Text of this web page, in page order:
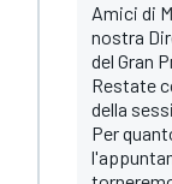
Amici di
nostra
del Gran
Restate
della
Per